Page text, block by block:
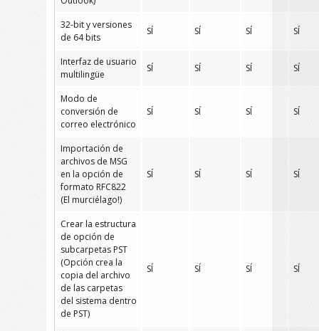
32-bit y versiones
de 64 bits
SÍ SÍ SÍ SÍ
Interfaz de usuario
multilingüe
SÍ SÍ SÍ SÍ
Modo de
conversión de
correo electrónico
SÍ SÍ SÍ SÍ
Importación de
archivos de MSG
en la opción de
formato RFC822
(El murciélago!)
SÍ SÍ SÍ SÍ
Crear la estructura
de opción de
subcarpetas PST
(Opción crea la
copia del archivo
de las carpetas
del sistema dentro
de PST)
SÍ SÍ SÍ SÍ